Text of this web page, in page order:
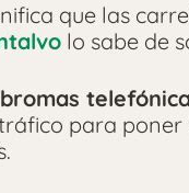
que las
lo sabe de
bromas
para